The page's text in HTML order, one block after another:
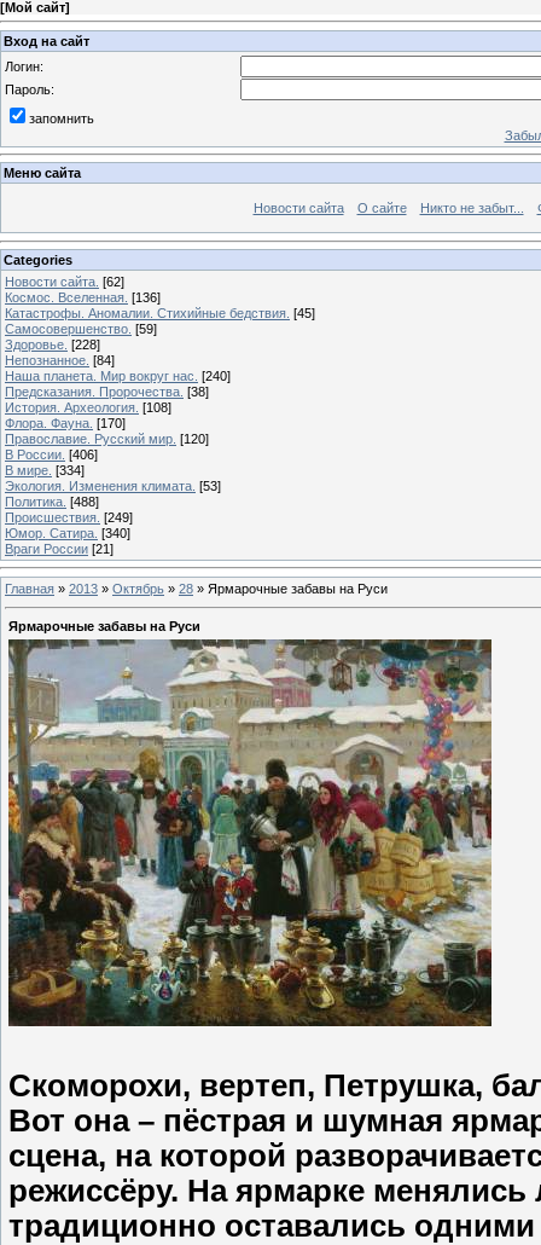
[Мой сайт]
Вход на сайт
Логин:
Пароль:
запомнить
Меню сайта
Новости сайта О сайте Никто не забыт...
Categories
Новости сайта. [62]
Космос. Вселенная. [136]
Катастрофы. Аномалии. Стихийные бедствия. [45]
Самосовершенство. [59]
Здоровье. [228]
Непознанное. [84]
Наша планета. Мир вокруг нас. [240]
Предсказания. Пророчества. [38]
История. Археология. [108]
Флора. Фауна. [170]
Православие. Русский мир. [120]
В России. [406]
В мире. [334]
Экология. Изменения климата. [53]
Политика. [488]
Происшествия. [249]
Юмор. Сатира. [340]
Враги России [21]
Главная » 2013 » Октябрь » 28 » Ярмарочные забавы на Руси
Ярмарочные забавы на Руси
Скоморохи, вертеп, Петрушка,
Вот она – пёстрая и шумная
сцена, на которой
режиссёру. На ярмарке
традиционно оставались